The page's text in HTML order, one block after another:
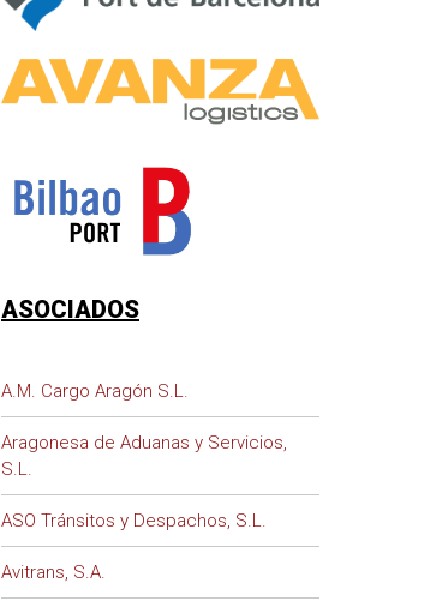
ASOCIADOS
A.M. Cargo Aragón S.L.
Aragonesa de Aduanas y Servicios,
S.L.
ASO Tránsitos y Despachos, S.L.
Avitrans, S.A.